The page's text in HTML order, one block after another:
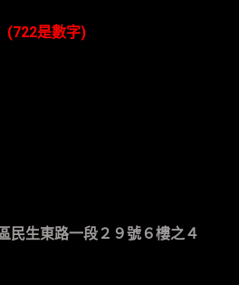
(722是數字)
民生東路一段２９號６樓之４